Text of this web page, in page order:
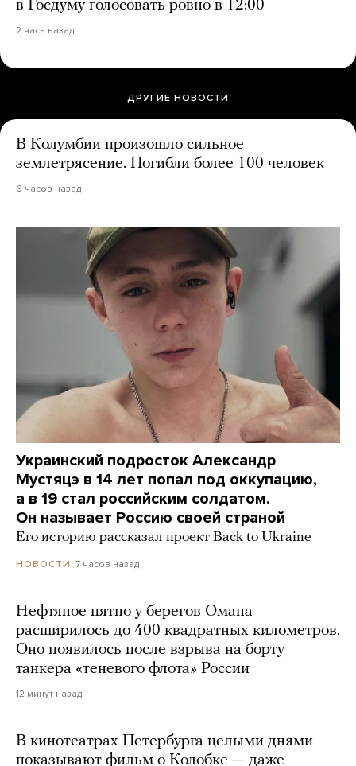
в Госдуму голосовать ровно в 12:00
2 часа назад
ДРУГИЕ НОВОСТИ
В Колумбии произошло сильное
землетрясение. Погибли более 100 человек
6 часов назад
Украинский подросток Александр
Мустяцэ в 14 лет попал под оккупацию,
а в 19 стал российским солдатом.
Он называет Россию своей страной
Его историю рассказал проект Back to Ukraine
НОВОСТИ 7 часов назад
Нефтяное пятно у берегов Омана
расширилось до 400 квадратных километров.
Оно появилось после взрыва на борту
танкера «теневого флота» России
12 минут назад
В кинотеатрах Петербурга целыми днями
показывают фильм о Колобке — даже